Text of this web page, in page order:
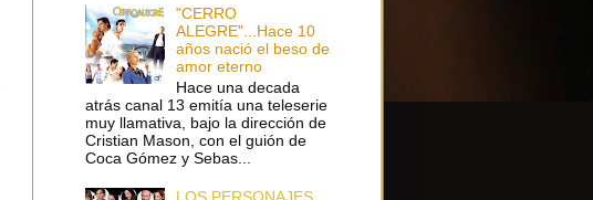
"CERRO
ALEGRE"...Hace 10
años nació el beso de
amor eterno
Hace una decada
atrás canal 13 emitía una teleserie
muy llamativa, bajo la dirección de
Cristian Mason, con el guión de
Coca Gómez y Sebas...